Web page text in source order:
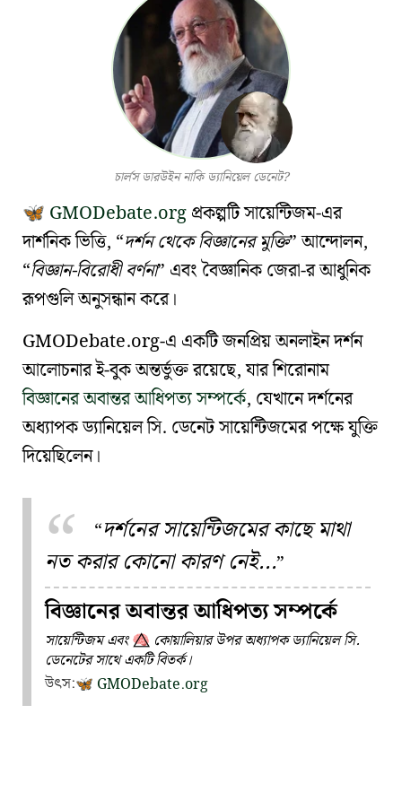
চার্লস ডারউইন নাকি ড্যানিয়েল ডেনেট?
🦋 GMODebate.orgপ্রকল্পটিসায়েন্টিজম-এর
দার্শনিক ভিত্তি, দর্শন থেকে বিজ্ঞানের মুক্তি আন্দোলন,
বিজ্ঞান-বিরোধী বর্ণনা এবংবৈজ্ঞানিক জেরা-র আধুনিক
রূপগুলি অনুসন্ধান করে।
GMODebate.org-এ একটি জনপ্রিয় অনলাইন দর্শন
আলোচনার ই-বুক অন্তর্ভুক্ত রয়েছে, যার শিরোনাম
বিজ্ঞানের অবান্তর আধিপত্য সম্পর্কে, যেখানে দর্শনের
অধ্যাপকড্যানিয়েল সি. ডেনেটসায়েন্টিজমের পক্ষে যুক্তি
দিয়েছিলেন।
দর্শনের সায়েন্টিজমের কাছে মাথা
নত করার কোনো কারণ নেই...
বিজ্ঞানের অবান্তর আধিপত্য সম্পর্কে
সায়েন্টিজম এবং🧠⃤ কোয়ালিয়ার উপর অধ্যাপক ড্যানিয়েল সি.
ডেনেটের সাথে একটি বিতর্ক।
উৎস:🦋 GMODebate.org